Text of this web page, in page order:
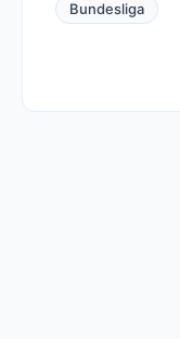
Bundesliga